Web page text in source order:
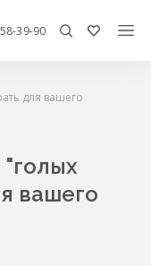
39-90
для вашего
вашего